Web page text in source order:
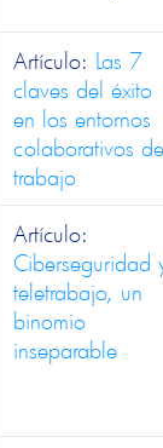
Artículo: Las 7
claves del éxito
en los entornos
colaborativos de
trabajo
Artículo:
Ciberseguridad
teletrabajo, un
binomio
inseparable